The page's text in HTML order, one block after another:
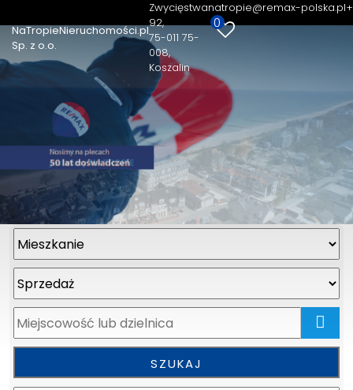
NaTropieNieruchomości.pl
Sp. z o.o.
Zwycięstwa
92
75-011 75-
008,
Koszalin
natropie@remax-polska.pl
0
mapa